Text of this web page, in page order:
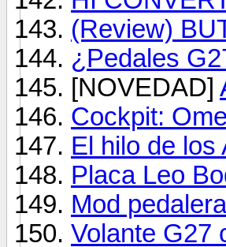
(Review)
¿Pedales
[NOVEDAD]
Cockpit:
El hilo de los
Placa Leo
Mod
Volante G27